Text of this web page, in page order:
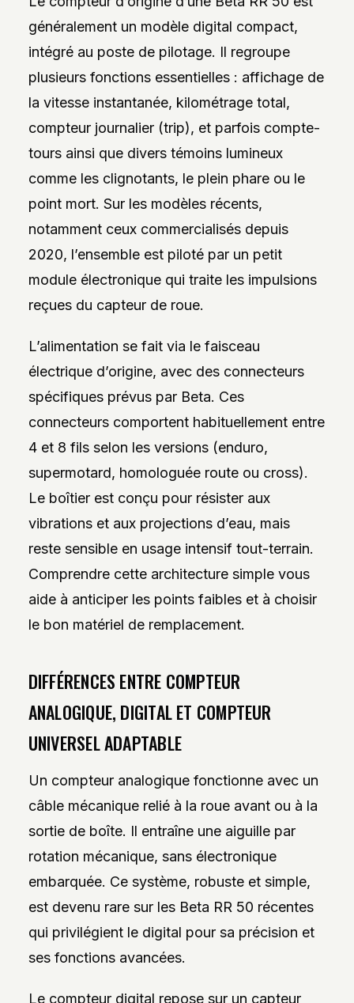
généralement un modèle digital compact,
intégré au poste de pilotage. Il regroupe
plusieurs fonctions essentielles : affichage de
la vitesse instantanée, kilométrage total,
compteur journalier (trip), et parfois compte-
tours ainsi que divers témoins lumineux
comme les clignotants, le plein phare ou le
point mort. Sur les modèles récents,
notamment ceux commercialisés depuis
2020, l’ensemble est piloté par un petit
module électronique qui traite les impulsions
reçues du capteur de roue.
L’alimentation se fait via le faisceau
électrique d’origine, avec des connecteurs
spécifiques prévus par Beta. Ces
connecteurs comportent habituellement entre
4 et 8 fils selon les versions (enduro,
supermotard, homologuée route ou cross).
Le boîtier est conçu pour résister aux
vibrations et aux projections d’eau, mais
reste sensible en usage intensif tout-terrain.
Comprendre cette architecture simple vous
aide à anticiper les points faibles et à choisir
le bon matériel de remplacement.
DIFFÉRENCES ENTRE COMPTEUR
ANALOGIQUE, DIGITAL ET COMPTEUR
UNIVERSEL ADAPTABLE
Un compteur analogique fonctionne avec un
câble mécanique relié à la roue avant ou à la
sortie de boîte. Il entraîne une aiguille par
rotation mécanique, sans électronique
embarquée. Ce système, robuste et simple,
est devenu rare sur les Beta RR 50 récentes
qui privilégient le digital pour sa précision et
ses fonctions avancées.
Le compteur digital repose sur un capteur